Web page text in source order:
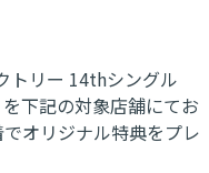
トリー 14thシングル
下記の対象店舗にてお
オリジナル特典をプレ